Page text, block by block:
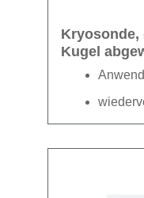
Kryosonde,
Kugel
Datenblatt